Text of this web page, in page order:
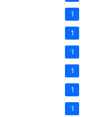
1
1
1
1
1
1